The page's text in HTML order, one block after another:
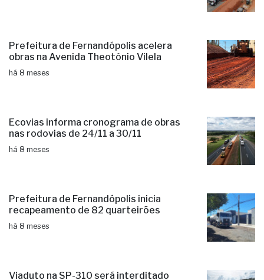
Prefeitura de Fernandópolis acelera
obras na Avenida Theotônio Vilela
há 8 meses
Ecovias informa cronograma de obras
nas rodovias de 24/11 a 30/11
há 8 meses
Prefeitura de Fernandópolis inicia
recapeamento de 82 quarteirões
há 8 meses
Viaduto na SP-310 será interditado